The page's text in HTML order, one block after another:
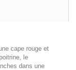
cape rouge et
le
dans une